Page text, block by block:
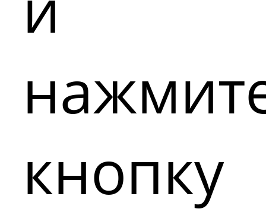
кнопку